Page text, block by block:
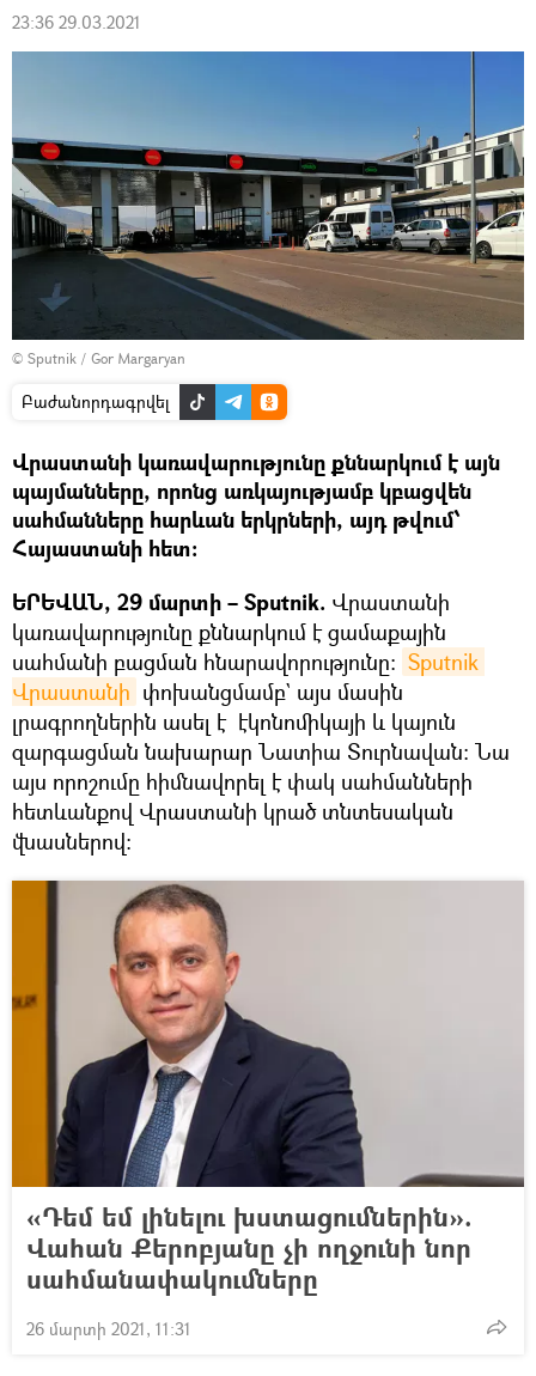
23:36 29.03.2021
© Sputnik / Gor Margaryan
Բաժանորդագրվել
Վրաստանի կառավարությունը քննարկում է այն
պայմանները, որոնց առկայությամբ կբացվեն
սահմանները հարևան երկրների, այդ թվում՝
Հայաստանի հետ:
ԵՐԵՎԱՆ, 29 մարտի – Sputnik. Վրաստանի
կառավարությունը քննարկում է ցամաքային
սահմանի բացման հնարավորությունը։ Sputnik
Վրաստանի փոխանցմամբ` այս մասին
լրագրողներին ասել է էկոնոմիկայի և կայուն
զարգացման նախարար Նատիա Տուրնավան: Նա
այս որոշումը հիմնավորել է փակ սահմանների
հետևանքով Վրաստանի կրած տնտեսական
վնասներով:
«Դեմ եմ լինելու խստացումներին».
Վահան Քերոբյանը չի ողջունի նոր
սահմանափակումները
26 մարտի 2021, 11:31